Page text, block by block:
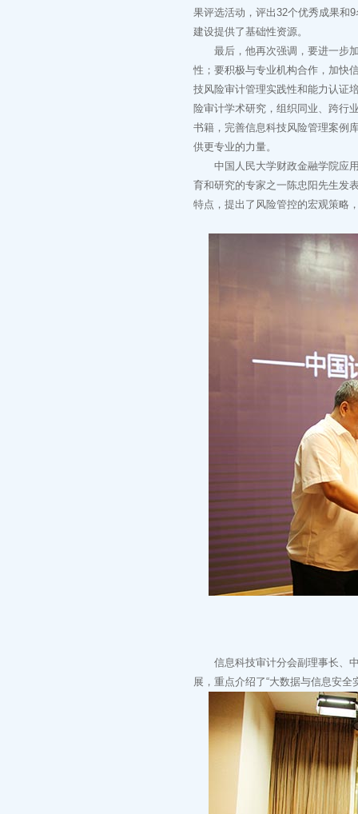
果评选活动，评出32个优秀成果和
建设提供了基础性资源。
最后，他再次强调，要进一步加
性；要积极与专业机构合作，加快
技风险审计管理实践性和能力认证
险审计学术研究，组织同业、跨行
书籍，完善信息科技风险管理案例
供更专业的力量。
中国人民大学财政金融学院应用
育和研究的专家之一陈忠阳先生发
特点，提出了风险管控的宏观策略
信息科技审计分会副理事长、中
展，重点介绍了“大数据与信息安